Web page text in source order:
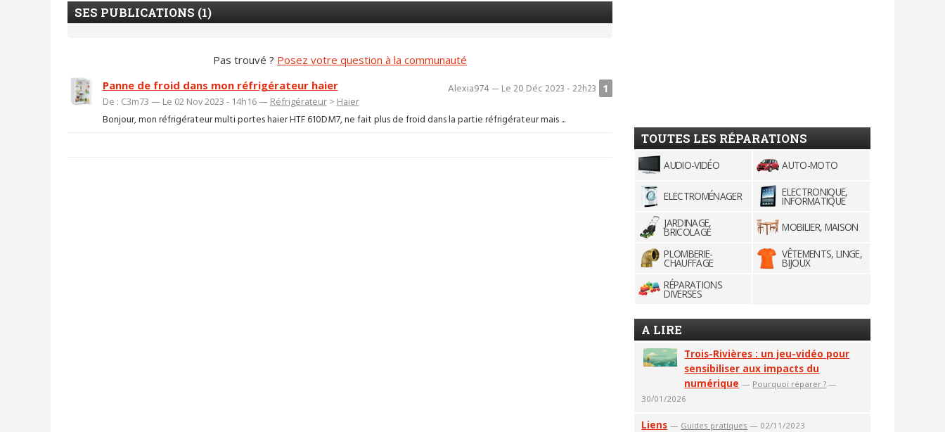
SES PUBLICATIONS (1)
Pas trouvé ? Posez votre question à la communauté
1
Alexia974 — Le 20 Déc 2023 - 22h23
Panne de froid dans mon réfrigérateur haier
De : C3m73 — Le 02 Nov 2023 - 14h16 — Réfrigérateur> Haier
Bonjour, mon réfrigérateur multi portes haier HTF 610DM7, ne fait plus de froid dans la partie réfrigérateur mais ...
TOUTES LES RÉPARATIONS
AUDIO-VIDÉO AUTO-MOTO
ELECTROMÉNAGER ELECTRONIQUE,
INFORMATIQUE
JARDINAGE,
BRICOLAGE
MOBILIER, MAISON
PLOMBERIE-
CHAUFFAGE
VÊTEMENTS, LINGE,
BIJOUX
RÉPARATIONS
DIVERSES
A LIRE
Trois-Rivières : un jeu-vidéo pour
sensibiliser aux impacts du
numérique — Pourquoi réparer ? —
30/01/2026
Liens — Guides pratiques — 02/11/2023